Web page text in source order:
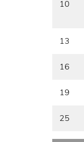
10
13
16
19
25